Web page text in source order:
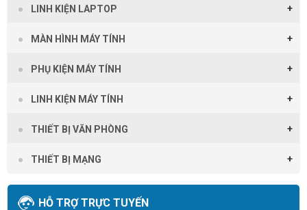
LINH KIỆN LAPTOP
MÀN HÌNH MÁY TÍNH
PHỤ KIỆN MÁY TÍNH
LINH KIỆN MÁY TÍNH
THIẾT BỊ VĂN PHÒNG
THIẾT BỊ MẠNG
HỖ TRỢ TRỰC TUYẾN